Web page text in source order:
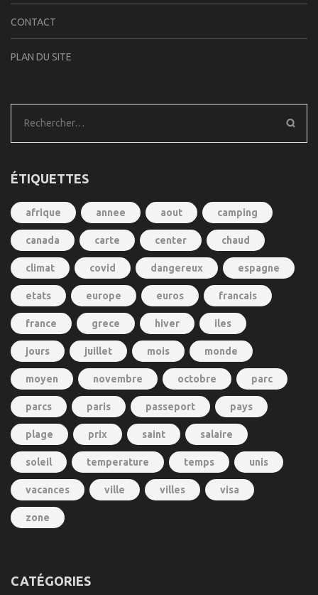
CONTACT
PLAN DU SITE
Rechercher :
ÉTIQUETTES
afrique annee aout camping
canada carte center chaud
climat covid dangereux espagne
etats europe euros francais
france grece hiver iles
jours juillet mois monde
moyen novembre octobre parc
parcs paris passeport pays
plage prix saint salaire
soleil temperature temps unis
vacances ville villes visa
zone
CATÉGORIES